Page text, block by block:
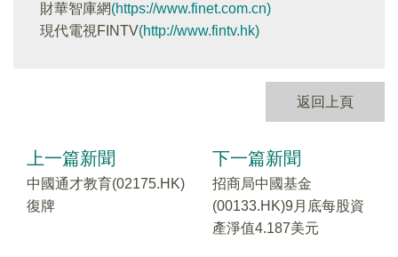
財華智庫網(https://www.finet.com.cn)
現代電視FINTV(http://www.fintv.hk)
返回上頁
上一篇新聞
中國通才教育(02175.HK)
復牌
下一篇新聞
招商局中國基金
(00133.HK)9月底每股資
產淨值4.187美元